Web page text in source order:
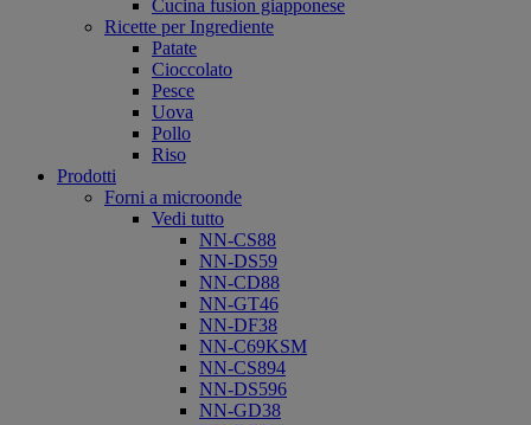
Cucina fusion giapponese
Ricette per Ingrediente
Patate
Cioccolato
Pesce
Uova
Pollo
Riso
Prodotti
Forni a microonde
Vedi tutto
NN-CS88
NN-DS59
NN-CD88
NN-GT46
NN-DF38
NN-C69KSM
NN-CS894
NN-DS596
NN-GD38